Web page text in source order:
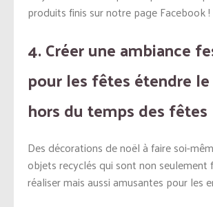
produits finis sur notre page Facebook !
4. Créer une ambiance
pour les fêtes étendre
hors du temps des fêtes
Des décorations de noël à faire soi-
objets recyclés qui sont non seulement
réaliser mais aussi amusantes pour les